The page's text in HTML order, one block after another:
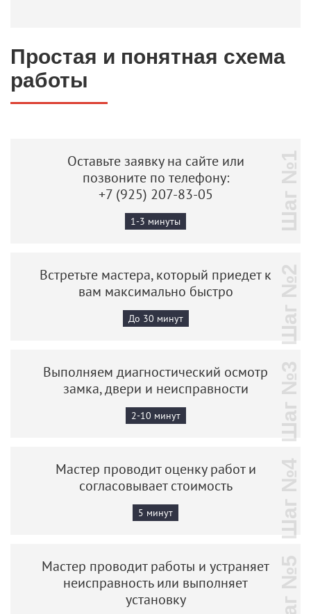
Простая и понятная схема
работы
Оставьте заявку на сайте или
позвоните по телефону:
+7 (925) 207-83-05
1-3 минуты Шаг №1
Встретьте мастера, который приедет к
вам максимально быстро
До 30 минут Шаг №2
Выполняем диагностический осмотр
замка, двери и неисправности
2-10 минут Шаг №3
Мастер проводит оценку работ и
согласовывает стоимость
5 минут Шаг №4
Мастер проводит работы и устраняет
неисправность или выполняет
установку
Шаг №5